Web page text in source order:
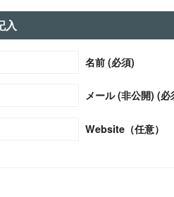
入
名前 (必須)
メール (非公開) (必
Website（任意）